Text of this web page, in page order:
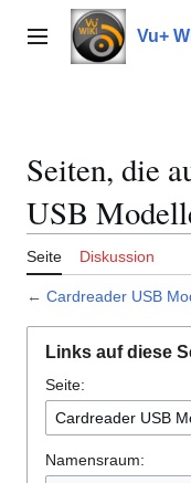
Inhalt
springenHauptmenü Vu+
Seiten, die
USB
Seite Diskussion
← Cardreader USB
Links auf diese
Seite:
Namensraum: